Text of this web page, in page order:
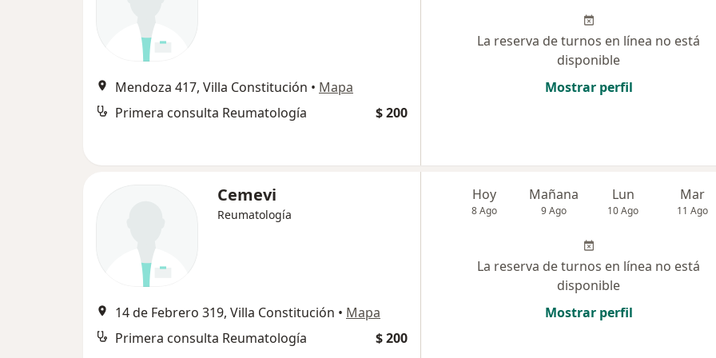
Mendoza 417, Villa Constitución • Mapa
Primera consulta Reumatología
$ 200
La reserva de turnos en línea no está
disponible
Mostrar perfil
Cemevi
Reumatología
14 de Febrero 319, Villa Constitución • Mapa
Primera consulta Reumatología
$ 200
Hoy
8 Ago
Mañana
9 Ago
Lun
10 Ago
Mar
11 Ago
La reserva de turnos en línea no está
disponible
Mostrar perfil